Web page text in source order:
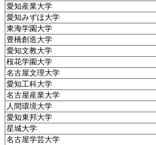
愛知産業大学
愛知みずほ大学
東海学園大学
豊橋創造大学
愛知文教大学
桜花学園大学
名古屋文理大学
愛知工科大学
名古屋産業大学
人間環境大学
愛知東邦大学
星城大学
名古屋学芸大学